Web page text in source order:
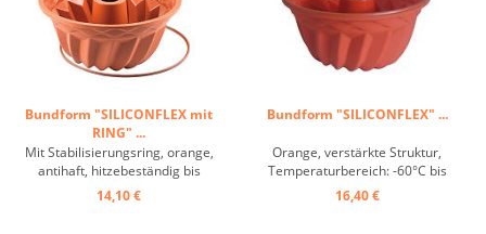
Bundform "SILICONFLEX mit
RING" ...
Mit Stabilisierungsring, orange,
antihaft, hitzebeständig bis
+230°C ...
14,10 €
Bundform "SILICONFLEX" ...
Orange, verstärkte Struktur,
Temperaturbereich: -60°C bis
+230°C, hervorragende
Wärmeleitung, Antihaft-Wirkung
16,40 €